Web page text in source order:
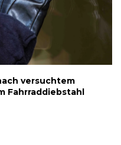
versuchtem
Fahrraddiebstahl